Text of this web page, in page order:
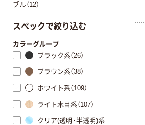
ブル（12）
スペックで絞り込む
カラーグループ
ブラック系（26）
ブラウン系（38）
ホワイト系（109）
ライト木目系（107）
クリア(透明・半透明)系